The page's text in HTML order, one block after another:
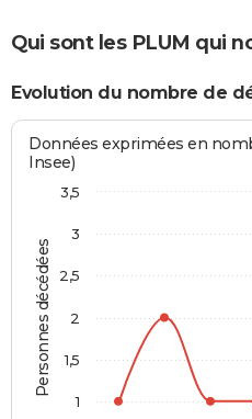
Qui sont les PLUM qui
Evolution du nombre de
Personnes décédées
Données exprimées en
Insee)
1
1,5
2
2,5
3
3,5